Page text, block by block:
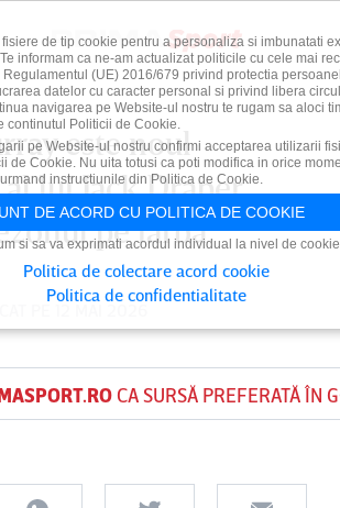
este noul
lui Jack Draper
pe iarbă
CA SURSĂ PREFERATĂ ÎN
de tip cookie pentru a personaliza si imbunatati
informam ca ne-am actualizat politicile cu cele mai
(UE) 2016/679 privind protectia
datelor cu caracter personal si privind libera
navigarea pe Website-ul nostru te rugam sa aloci
continutul Politicii de Cookie.
pe Website-ul nostru confirmi acceptarea utilizarii
de Cookie. Nu uita totusi ca poti modifica in orice
instructiunile din Politica de Cookie.
DE ACORD CU POLITICA DE COOKIE
si sa va exprimati acordul individual la nivel de
Politica de colectare acord cookie
Politica de confidentialitate